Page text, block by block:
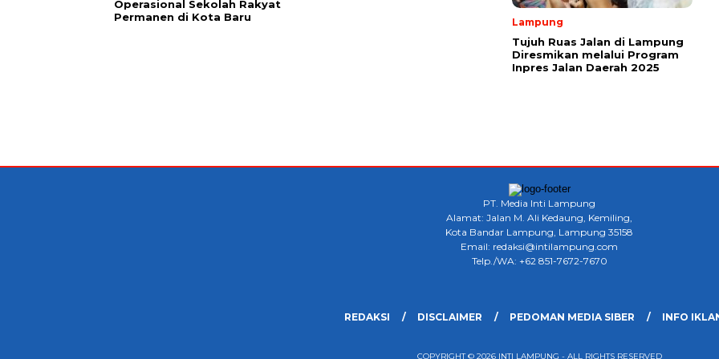
Operasional Sekolah Rakyat
Permanen di Kota Baru
Lampung
Tujuh Ruas Jalan di Lampung
Diresmikan melalui Program
Inpres Jalan Daerah 2025
PT. Media Inti Lampung
Alamat: Jalan M. Ali Kedaung, Kemiling,
Kota Bandar Lampung, Lampung 35158
Email: redaksi@intilampung.com
Telp./WA: +62 851-7672-7670
REDAKSI DISCLAIMER PEDOMAN MEDIA SIBER INFO
COPYRIGHT © 2026 INTI LAMPUNG - ALL RIGHTS RESERVED